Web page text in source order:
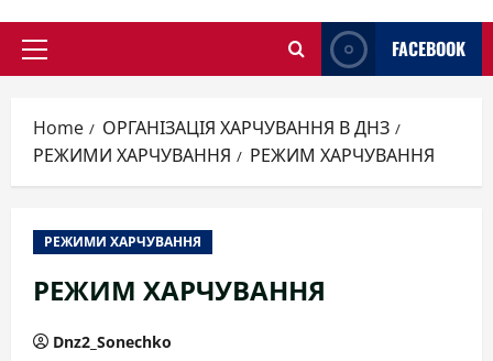
Primary
FACEBOOK
Home
ОРГАНІЗАЦІЯ ХАРЧУВАННЯ В ДНЗ
РЕЖИМИ ХАРЧУВАННЯ
РЕЖИМ ХАРЧУВАННЯ
РЕЖИМИ ХАРЧУВАННЯ
РЕЖИМ ХАРЧУВАННЯ
Dnz2_Sonechko